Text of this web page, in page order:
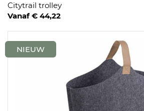
Citytrail trolley
Vanaf € 44,22
NIEUW